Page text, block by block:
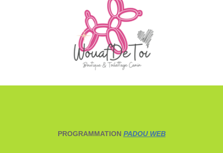
PROGRAMMATION PADOU WEB